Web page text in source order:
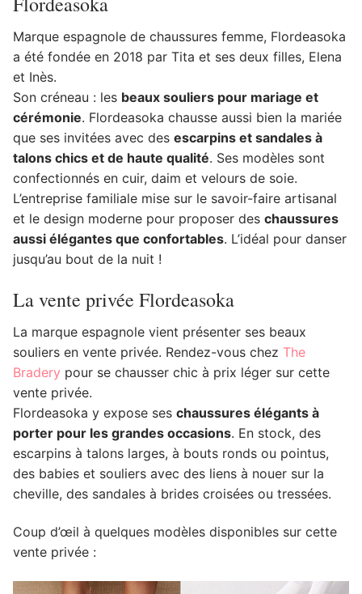
Marque espagnole de chaussures femme, Flordeasoka
a été fondée en 2018 par Tita et ses deux filles, Elena
et Inès.
Son créneau : les beaux souliers pour mariage et
cérémonie. Flordeasoka chausse aussi bien la mariée
que ses invitées avec des escarpins et sandales à
talons chics et de haute qualité. Ses modèles sont
confectionnés en cuir, daim et velours de soie.
L’entreprise familiale mise sur le savoir-faire artisanal
et le design moderne pour proposer des chaussures
aussi élégantes que confortables. L’idéal pour danser
jusqu’au bout de la nuit !
La vente privée Flordeasoka
La marque espagnole vient présenter ses beaux
souliers en vente privée. Rendez-vous chez The
Bradery pour se chausser chic à prix léger sur cette
vente privée.
Flordeasoka y expose ses chaussures élégants à
porter pour les grandes occasions. En stock, des
escarpins à talons larges, à bouts ronds ou pointus,
des babies et souliers avec des liens à nouer sur la
cheville, des sandales à brides croisées ou tressées.
Coup d’œil à quelques modèles disponibles sur cette
vente privée :